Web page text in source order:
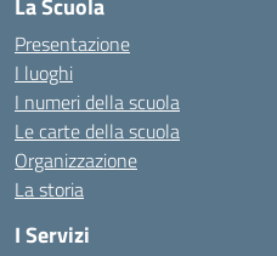
La Scuola
Presentazione
I luoghi
I numeri della scuola
Le carte della scuola
Organizzazione
La storia
I Servizi